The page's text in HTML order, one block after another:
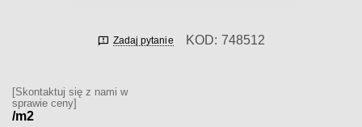
Zadaj pytanie KOD: 748512
[Skontaktuj się z nami w
sprawie ceny]
/m2